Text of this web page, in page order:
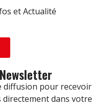
et Actualité
diffusion pour recevoir
dans votre